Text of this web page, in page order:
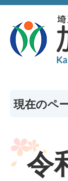
現在のペ
令